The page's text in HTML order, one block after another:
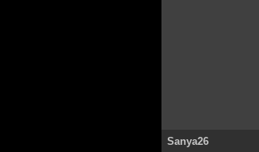
Sanya26